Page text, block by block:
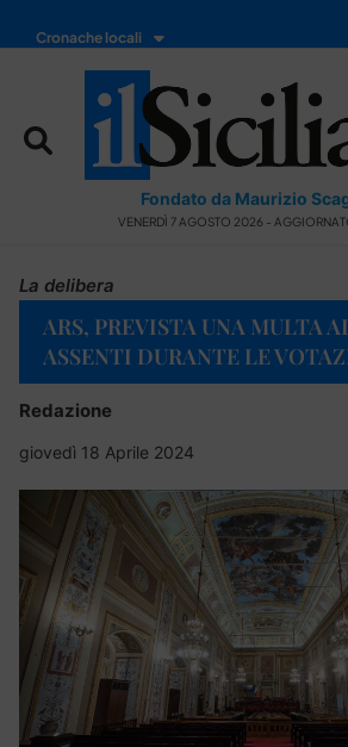
Cronache locali
Fondato da Maurizio
VENERDÌ 7 AGOSTO 2026 -
La delibera
ARS, PREVISTA UNA MULTA
ASSENTI DURANTE LE
Redazione
giovedì 18 Aprile 2024